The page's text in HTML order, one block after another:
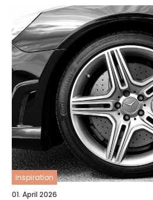
inspiration
01. April 2026